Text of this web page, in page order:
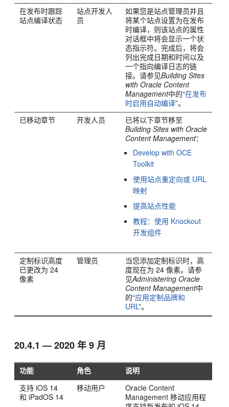
在发布时跟踪
站点编译状态
站点开发人
员
如果您是站点管理员并且
将某个站点设置为在发布
时编译，则该站点的属性
对话框中将会显示一个状
态指示符。完成后，将会
列出完成日期和时间以及
一个指向编译日志的链
接。请参见Building Sites
with Oracle Content
Management中的“在发布
时启用自动编译”。
已移动章节
开发人员
已将以下章节移至
Building Sites with Oracle
Content Management：
Develop with OCE
Toolkit
使用站点重定向或 URL
映射
提高站点性能
教程：使用 Knockout
开发组件
定制标识高度
已更改为 24
像素
管理员
当您添加定制标识时，高
度现在为 24 像素。请参
见Administering Oracle
Content Management中
的“应用定制品牌和
URL”。
20.4.1 — 2020 年 9 月
功能 角色
说明
支持 iOS 14
和 iPadOS 14
移动用户
Oracle Content
Management 移动应用程